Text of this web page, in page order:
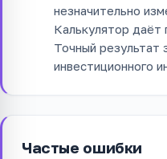
незначительно
Калькулятор даёт
Точный результат
инвестиционного
Частые ошибки